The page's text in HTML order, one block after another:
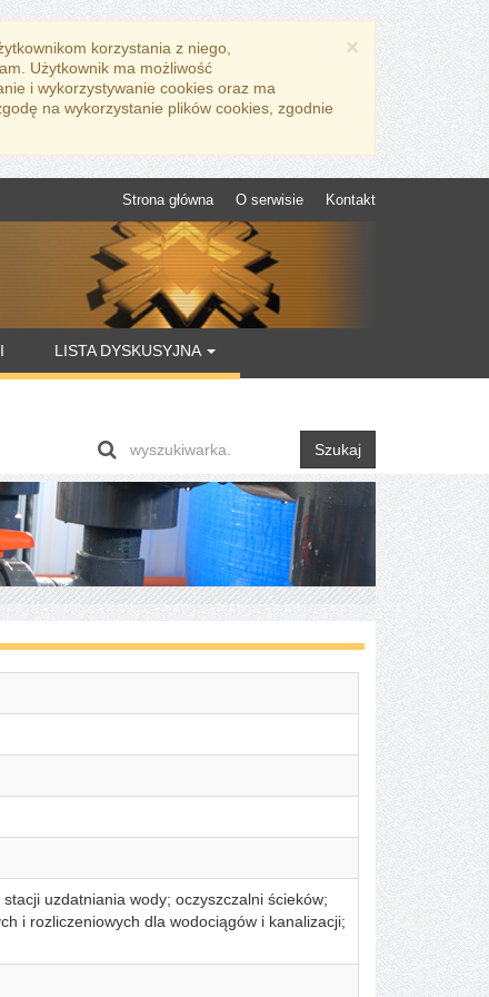
×
korzystania z niego,
Użytkownik ma możliwość
i wykorzystywanie cookies oraz ma
na wykorzystanie plików cookies, zgodnie
Strona główna O serwisie Kontakt
LISTA DYSKUSYJNA
Szukaj
uzdatniania wody; oczyszczalni ścieków;
i rozliczeniowych dla wodociągów i kanalizacji;